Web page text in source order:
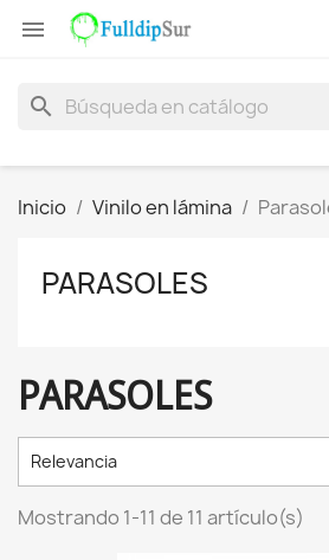

search
Inicio Vinilo en lámina
PARASOLES
PARASOLES
Relevancia
Mostrando 1-11 de 11 artículo(s)